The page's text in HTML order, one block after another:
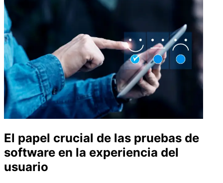
El papel crucial de las pruebas de
software en la experiencia del
usuario